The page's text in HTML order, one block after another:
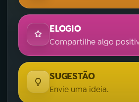
ELOGIO
Compartilhe algo
SUGESTÃO
Envie uma ideia.